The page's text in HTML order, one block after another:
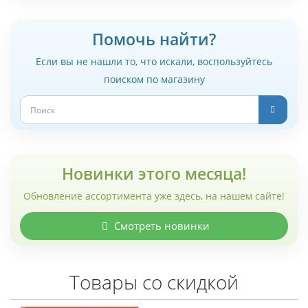
Помочь найти?
Если вы не нашли то, что искали, воспользуйтесь
поиском по магазину
Новинки этого месяца!
Обновление ассортимента уже здесь, на нашем сайте!
Смотреть новинки
Товары со скидкой